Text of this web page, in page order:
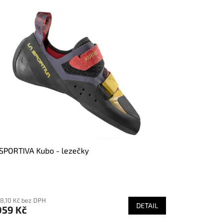
Kubo - lezečky
Kč bez DPH
Kč DETAIL